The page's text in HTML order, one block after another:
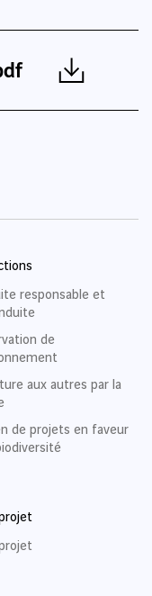
responsable et
de
aux autres par la
de projets en faveur